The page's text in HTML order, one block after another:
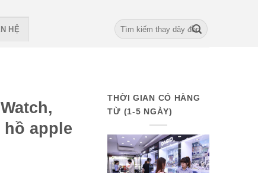
HỆ
Search
for:
apple
THỜI GIAN CÓ HÀNG
TỪ (1-5 NGÀY)